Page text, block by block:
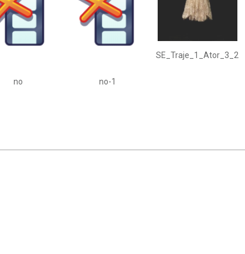
no no-1
SE_Traje_1_Ator_3_2